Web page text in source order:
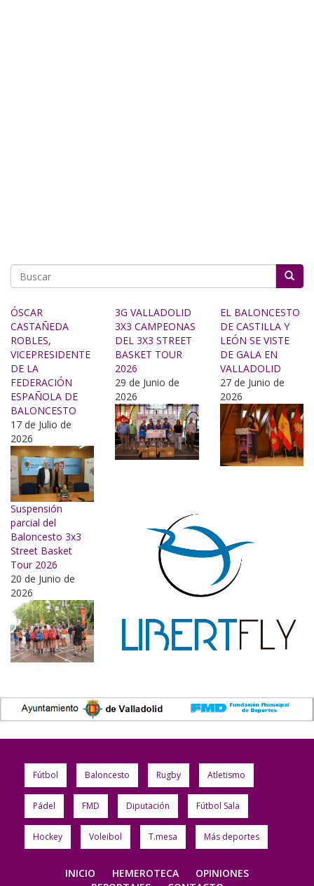
ÓSCAR
CASTAÑEDA
ROBLES,
VICEPRESIDENTE
DE LA
FEDERACIÓN
ESPAÑOLA DE
BALONCESTO
17 de Julio de
2026
3G VALLADOLID
3X3 CAMPEONAS
DEL 3X3 STREET
BASKET TOUR
2026
29 de Junio de
2026
EL BALONCESTO
DE CASTILLA Y
LEÓN SE VISTE
DE GALA EN
VALLADOLID
27 de Junio de
2026
Suspensión
parcial del
Baloncesto 3x3
Street Basket
Tour 2026
20 de Junio de
2026
Fútbol Baloncesto Rugby Atletismo
Pádel FMD Diputación Fútbol Sala
Hockey Voleibol T.mesa Más deportes
INICIO HEMEROTECA
OPINIONES